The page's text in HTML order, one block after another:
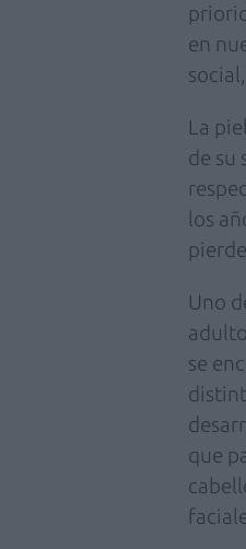
en
La
de su
los
Uno
se
que